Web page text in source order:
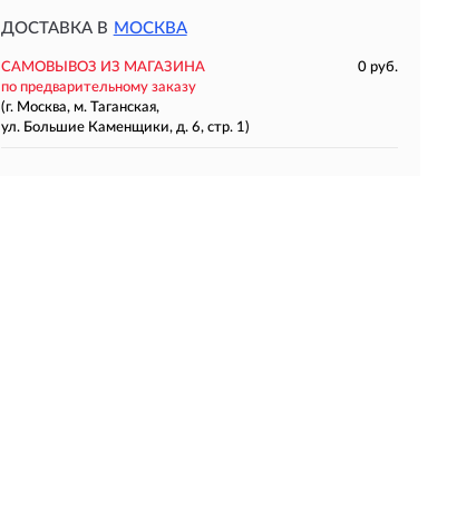
ДОСТАВКА В МОСКВА
САМОВЫВОЗ ИЗ МАГАЗИНА
0 руб.
по предварительному заказу
(г. Москва, м. Таганская,
ул. Большие Каменщики, д. 6, стр. 1)